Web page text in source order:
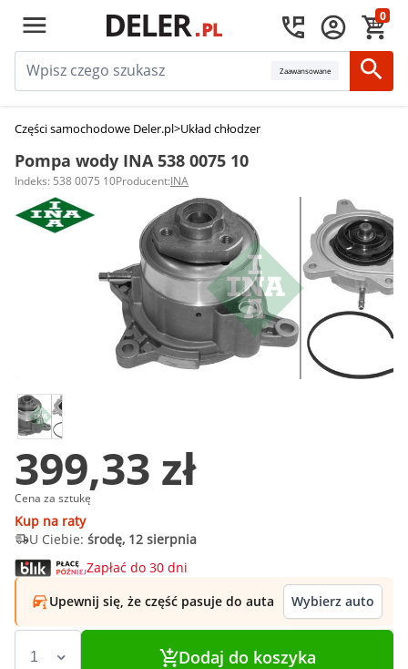
0
Zaawansowane
Części samochodowe Deler.pl>Układ chłodzenia silnika
Pompa wody INA 538 0075 10
Indeks: 538 0075 10Producent:INA
399,33 zł
Cena za sztukę
Kup na raty
U Ciebie: środę, 12 sierpnia
Zapłać do 30 dni
Upewnij się, że część pasuje do auta
Wybierz auto
Dodaj do koszyka